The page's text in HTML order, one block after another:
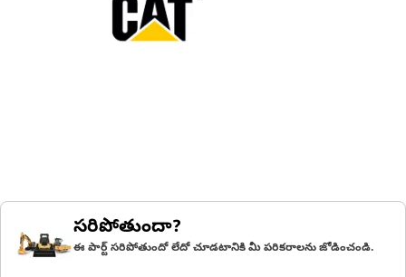
సరిపోతుందా?
ఈ పార్ట్ సరిపోతుందో లేదో చూడటానికి మీ పరికరాలను జోడించండి.